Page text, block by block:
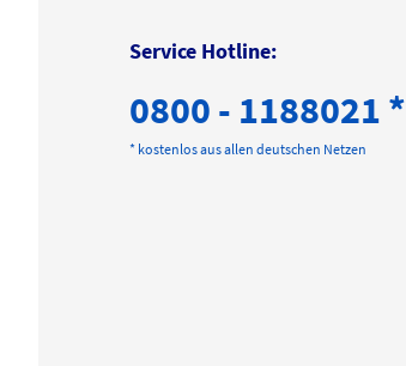
Service Hotline:
0800 - 1188021 *
* kostenlos aus allen deutschen Netzen